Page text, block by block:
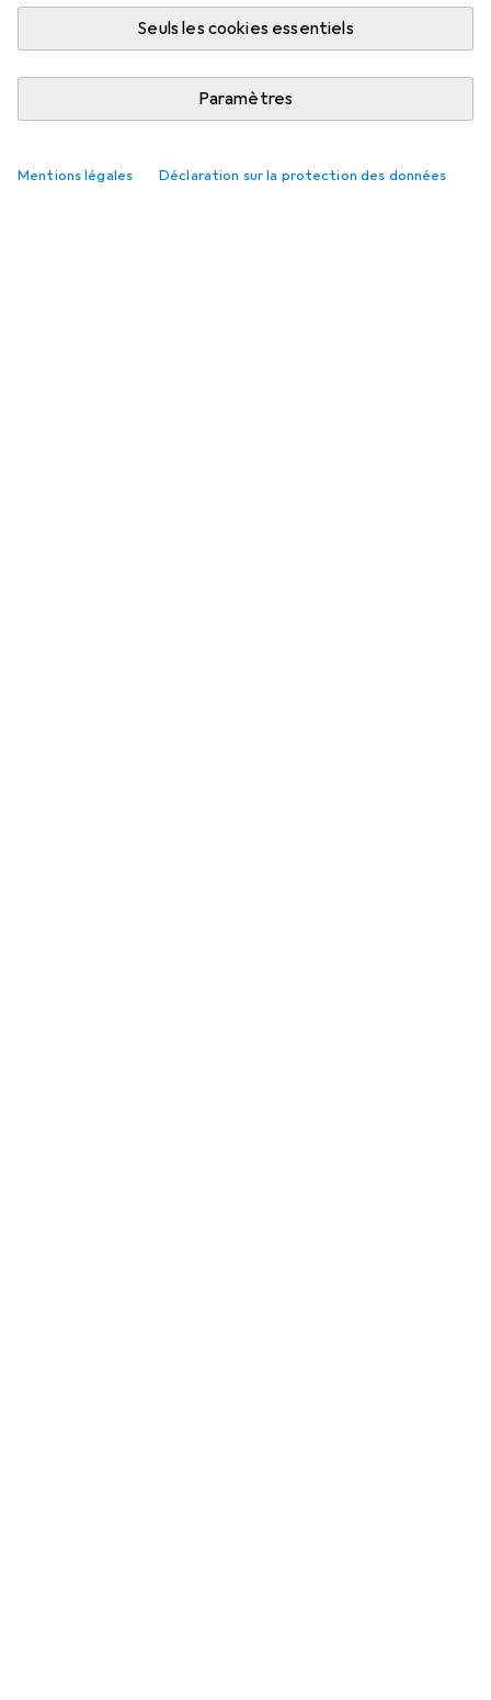
Seuls les cookies essentiels
Paramètres
Mentions légales Déclaration sur la protection des données